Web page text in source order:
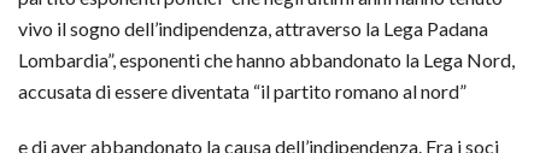
vivo il sogno dell’indipendenza, attraverso la Lega Padana
Lombardia”, esponenti che hanno abbandonato la Lega Nord,
accusata di essere diventata “il partito romano al nord”
e di aver abbandonato la causa dell’indipendenza. Fra i soci